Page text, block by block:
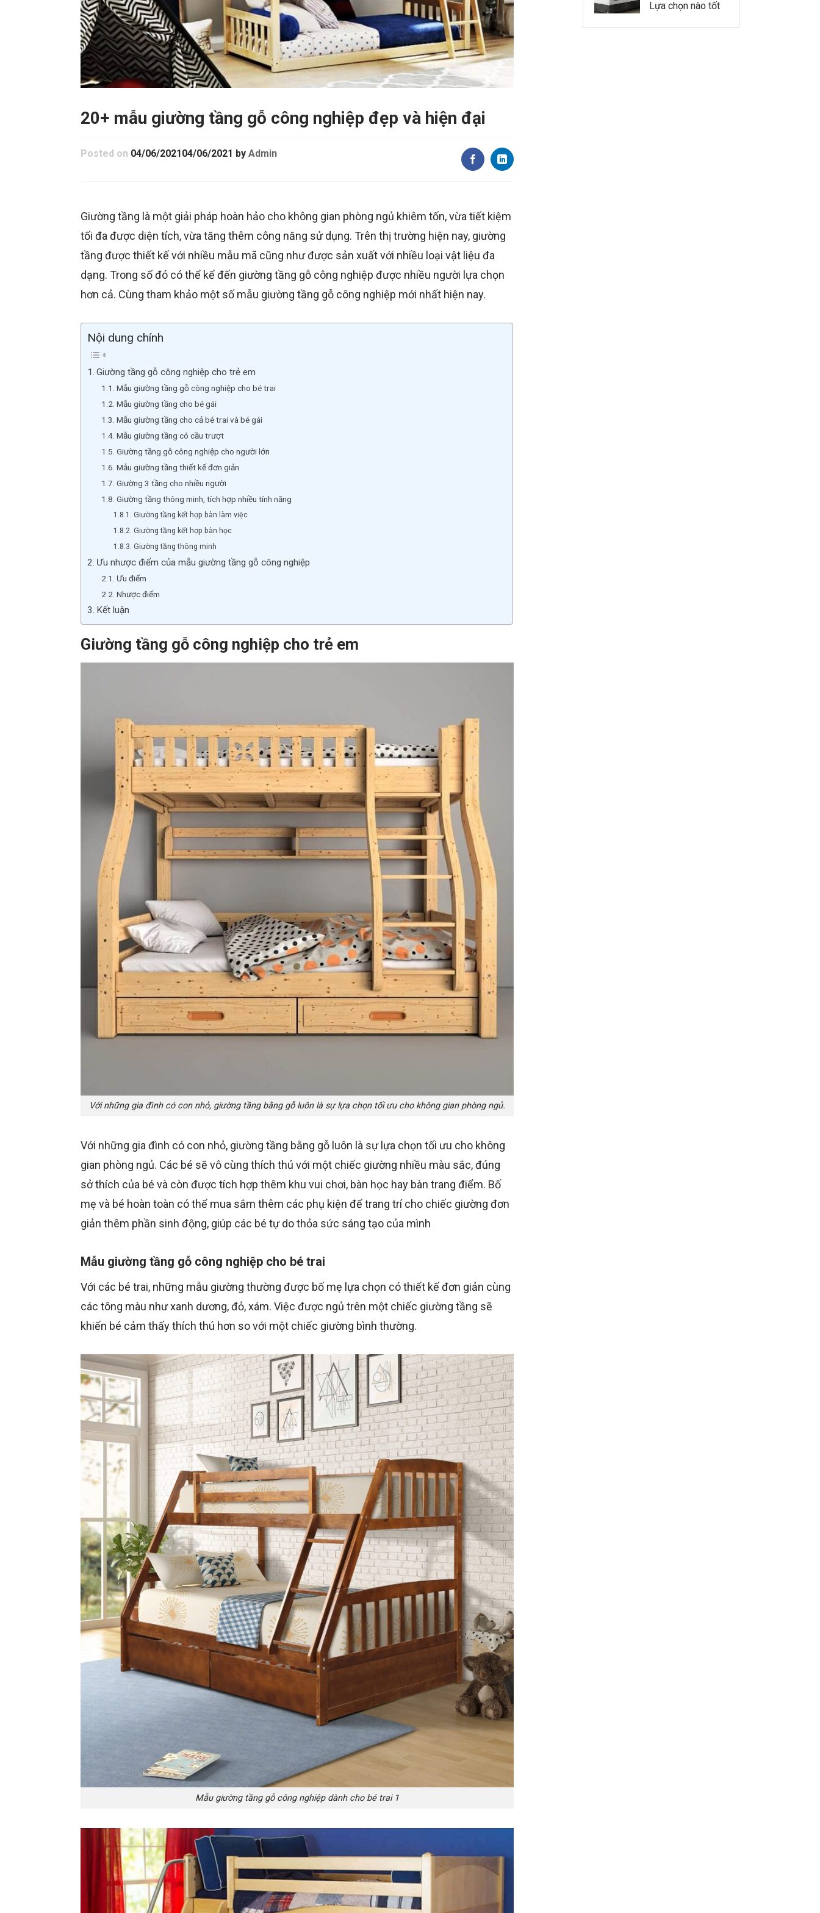
20+ mẫu giường tầng gỗ công nghiệp đẹp và hiện đại
Posted on 04/06/202104/06/2021 by Admin
Giường tầng là một giải pháp hoàn hảo cho không gian phòng ngủ khiêm tốn, vừa tiết kiệm
tối đa được diện tích, vừa tăng thêm công năng sử dụng. Trên thị trường hiện nay, giường
tầng được thiết kế với nhiều mẫu mã cũng như được sản xuất với nhiều loại vật liệu đa
dạng. Trong số đó có thể kể đến giường tầng gỗ công nghiệp được nhiều người lựa chọn
hơn cả. Cùng tham khảo một số mẫu giường tầng gỗ công nghiệp mới nhất hiện nay.
Nội dung chính
Giường tầng gỗ công nghiệp cho trẻ em
Mẫu giường tầng gỗ công nghiệp cho bé trai
Mẫu giường tầng cho bé gái
Mẫu giường tầng cho cả bé trai và bé gái
Mẫu giường tầng có cầu trượt
Giường tầng gỗ công nghiệp cho người lớn
Mẫu giường tầng thiết kế đơn giản
Giường 3 tầng cho nhiều người
Giường tầng thông minh, tích hợp nhiều tính năng
Giường tầng kết hợp bàn làm việc
Giường tầng kết hợp bàn học
Giường tầng thông minh
Ưu nhược điểm của mẫu giường tầng gỗ công nghiệp
Ưu điểm
Nhược điểm
Kết luận
Giường tầng gỗ công nghiệp cho trẻ em
Với những gia đình có con nhỏ, giường tầng bằng gỗ luôn là sự lựa chọn tối ưu cho không gian phòng ngủ.
Với những gia đình có con nhỏ, giường tầng bằng gỗ luôn là sự lựa chọn tối ưu cho không
gian phòng ngủ. Các bé sẽ vô cùng thích thú với một chiếc giường nhiều màu sắc, đúng
sở thích của bé và còn được tích hợp thêm khu vui chơi, bàn học hay bàn trang điểm. Bố
mẹ và bé hoàn toàn có thể mua sắm thêm các phụ kiện để trang trí cho chiếc giường đơn
giản thêm phần sinh động, giúp các bé tự do thỏa sức sáng tạo của mình
Mẫu giường tầng gỗ công nghiệp cho bé trai
Với các bé trai, những mẫu giường thường được bố mẹ lựa chọn có thiết kế đơn giản cùng
các tông màu như xanh dương, đỏ, xám. Việc được ngủ trên một chiếc giường tầng sẽ
khiến bé cảm thấy thích thú hơn so với một chiếc giường bình thường.
Mẫu giường tầng gỗ công nghiệp dành cho bé trai 1
Lựa chọn nào tốt